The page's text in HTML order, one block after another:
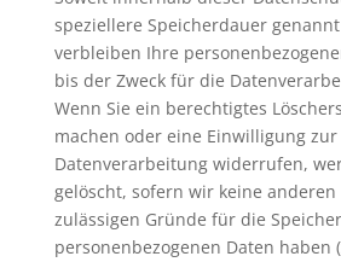
speziellere Speicherdauer
verbleiben Ihre
bis der Zweck für die
Wenn Sie ein berechtigtes
machen oder eine Einwilligung zur
Datenverarbeitung widerrufen,
gelöscht, sofern wir keine
zulässigen Gründe für die
personenbezogenen Daten haben